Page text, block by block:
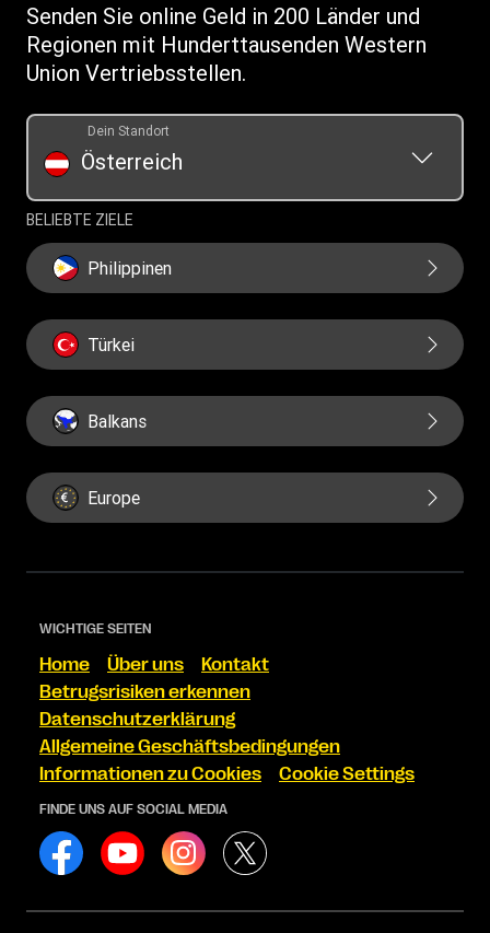
Standorte finden
App herunterladen
Auflistung der Transaktionshistorie
Senden Sie online Geld in 200 Länder und
Regionen mit Hunderttausenden Western
Union Vertriebsstellen.
Österreich
Dein Standort
BELIEBTE ZIELE
Philippinen
Türkei
Balkans
Europe
WICHTIGE SEITEN
Home Über uns
Kontakt
Betrugsrisiken erkennen
Datenschutzerklärung
Allgemeine Geschäftsbedingungen
Informationen zu Cookies
Cookie Settings
FINDE UNS AUF SOCIAL MEDIA